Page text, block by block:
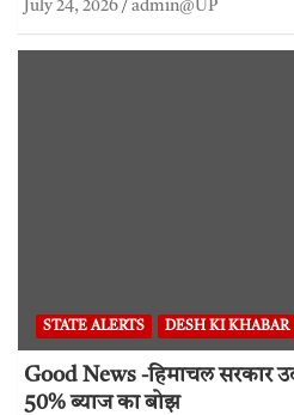
July 24, 2026 admin@UP
STATE ALERTS DESH KI KHABAR
Good News -हिमाचल सरकार
50% ब्याज का बोझ